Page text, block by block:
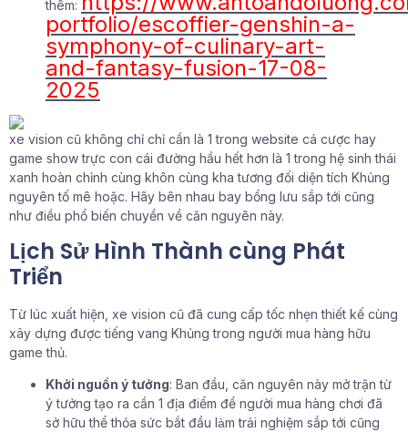
thêm:
portfolio/escoffier-genshin-a-
symphony-of-culinary-art-
and-fantasy-fusion-17-08-
2025
xe vision cũ không chỉ chỉ cần là 1 trong website cá cược hay
game show trực con cái đường hầu hết hơn là 1 trong hệ sinh thái
xanh hoàn chỉnh cùng khôn cùng kha tương đối diện tích Khủng
nguyên tố mê hoặc. Hãy bên nhau bay bổng lưu sắp tới cũng
như điều phổ biến chuyển về căn nguyên này.
Lịch Sử Hình Thành cùng Phát
Triển
Từ lúc xuất hiện, xe vision cũ đã cung cấp tốc nhẹn thiết kế cùng
xây dựng được tiếng vang Khủng trong người mua hàng hữu
game thủ.
Khởi nguồn ý tưởng: Ban đầu, căn nguyên này mở trận từ
ý tưởng tạo ra cần 1 địa điểm để người mua hàng chơi đã
sở hữu thể thỏa sức bắt đầu làm trải nghiệm sắp tới cũng